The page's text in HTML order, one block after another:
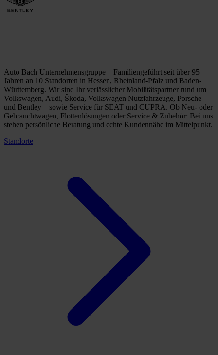
Auto Bach Unternehmensgruppe – Familiengeführt seit über 95
Jahren an 10 Standorten in Hessen, Rheinland-Pfalz und Baden-
Württemberg. Wir sind Ihr verlässlicher Mobilitätspartner rund um
Volkswagen, Audi, Škoda, Volkswagen Nutzfahrzeuge, Porsche
und Bentley – sowie Service für SEAT und CUPRA. Ob Neu- oder
Gebrauchtwagen, Flottenlösungen oder Service & Zubehör: Bei uns
stehen persönliche Beratung und echte Kundennähe im Mittelpunkt.
Standorte